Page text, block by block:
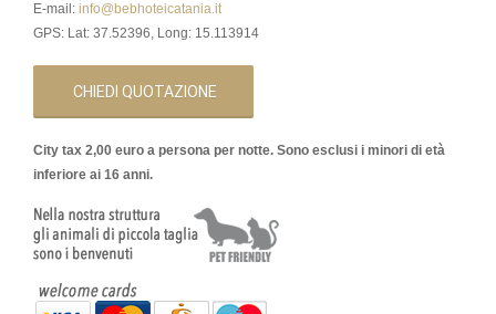
E-mail: info@bebhoteicatania.it
GPS: Lat: 37.52396, Long: 15.113914
CHIEDI QUOTAZIONE
City tax 2,00 euro a persona per notte. Sono esclusi i minori di età
inferiore ai 16 anni.